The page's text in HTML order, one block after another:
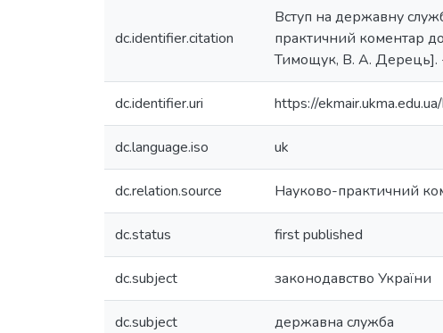
dc.identifier.citation
Вступ на державну
практичний коментар
Тимощук, В. А. Дерець].
dc.identifier.uri https://
dc.language.iso uk
dc.relation.source Науково-практичний
dc.status first published
dc.subject законодавство України
dc.subject державна служба